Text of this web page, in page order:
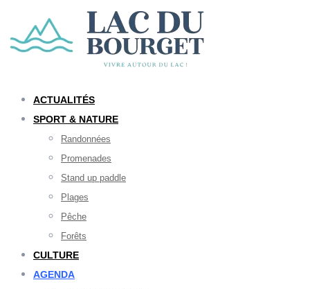
ACTUALITÉS
SPORT & NATURE
Randonnées
Promenades
Stand up paddle
Plages
Pêche
Forêts
CULTURE
AGENDA